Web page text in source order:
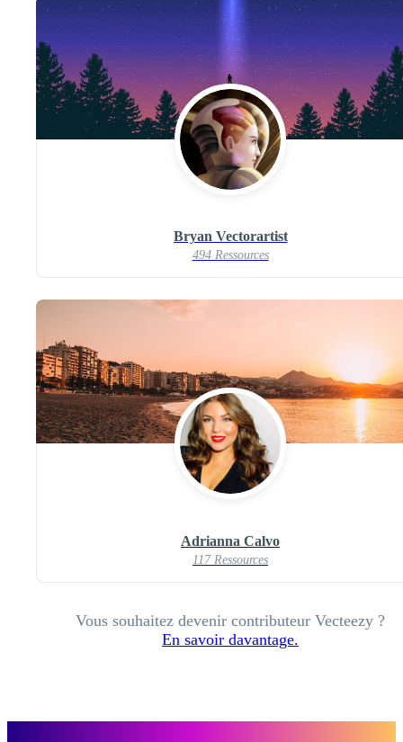
Bryan Vectorartist
494 Ressources
Adrianna Calvo
117 Ressources
Vous souhaitez devenir contributeur Vecteezy ?
En savoir davantage.